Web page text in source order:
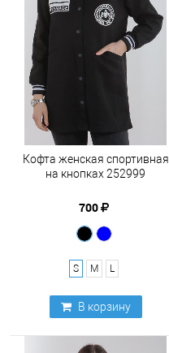
Кофта женская спортивная
на кнопках 252999
700
S M L
В корзину